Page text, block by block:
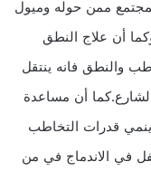
ممن حوله وميول
أن علاج النطق
والنطق فانه ينتقل
أن مساعدة
ينمي قدرات التخاطب
في الاندماج في من